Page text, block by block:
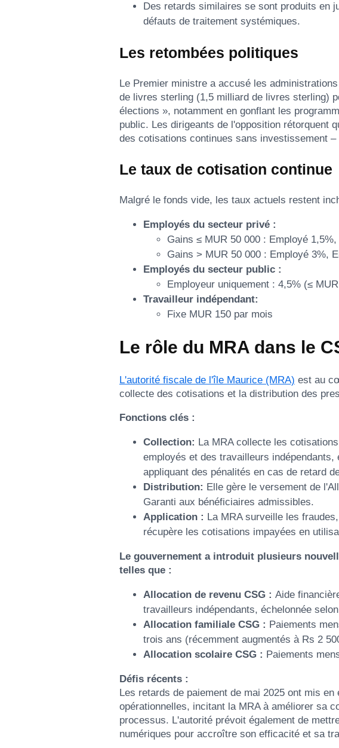
Des retards similaires se sont produits en
défauts de traitement systémiques.
Les retombées politiques
Le Premier ministre a accusé les
de livres sterling (1,5 milliard de livres sterling)
élections », notamment en gonflant les
public. Les dirigeants de l'opposition rétorquent
des cotisations continues sans investissement
Le taux de cotisation continue
Malgré le fonds vide, les taux actuels restent
Employés du secteur privé :
Gains ≤ MUR 50 000 : Employé
Gains > MUR 50 000 : Employé 3%,
Employés du secteur public :
Employeur uniquement : 4,5% (≤
Travailleur indépendant:
Fixe MUR 150 par mois
Le rôle du MRA dans le
L'autorité fiscale de l'île Maurice (MRA) est au
collecte des cotisations et la distribution des
Fonctions clés :
Collection: La MRA collecte les
employés et des travailleurs
appliquant des pénalités en cas de retard
Distribution: Elle gère le versement de
Garanti aux bénéficiaires admissibles.
Application : La MRA surveille les
récupère les cotisations impayées en
Le gouvernement a introduit plusieurs
telles que :
Allocation de revenu CSG : Aide
travailleurs indépendants, échelonnée
Allocation familiale CSG : Paiements
trois ans (récemment augmentés à Rs 2
Allocation scolaire CSG : Paiements
Défis récents :
Les retards de paiement de mai 2025 ont mis
opérationnelles, incitant la MRA à améliorer sa
processus. L'autorité prévoit également de
numériques pour accroître son efficacité et sa